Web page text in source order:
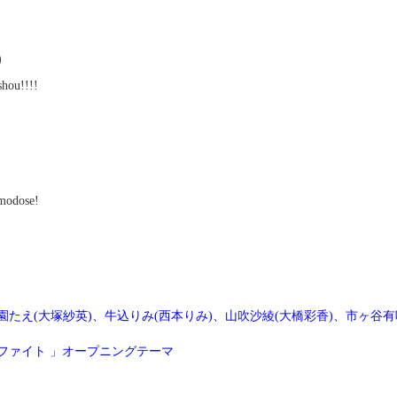
たえ(大塚紗英)、牛込りみ(西本りみ)、山吹沙綾(大橋彩香)、市ヶ谷
ァイト 」オープニングテーマ